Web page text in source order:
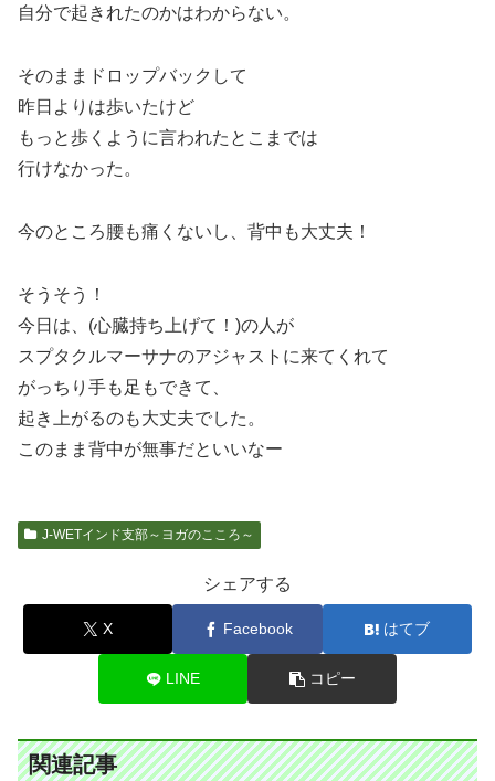
自分で起きれたのかはわからない。
そのままドロップバックして
昨日よりは歩いたけど
もっと歩くように言われたとこまでは
行けなかった。
今のところ腰も痛くないし、背中も大丈夫！
そうそう！
今日は、(心臓持ち上げて！)の人が
スプタクルマーサナのアジャストに来てくれて
がっちり手も足もできて、
起き上がるのも大丈夫でした。
このまま背中が無事だといいなー
J-WETインド支部～ヨガのこころ～
シェアする
X Facebook はてブ
LINE コピー
関連記事